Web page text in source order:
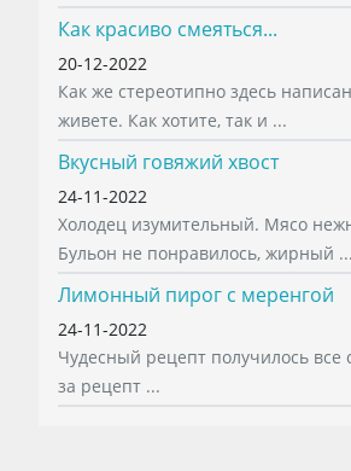
Как красиво смеяться...
20-12-2022
Как же стереотипно здесь
живете. Как хотите, так и ...
Вкусный говяжий хвост
24-11-2022
Холодец изумительный. Мясо
Бульон не понравилось, жирный ...
Лимонный пирог с меренгой
24-11-2022
Чудесный рецепт получилось все
за рецепт ...